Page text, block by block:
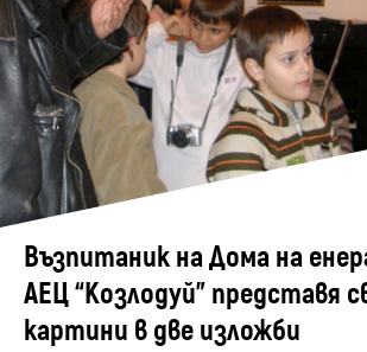
Възпитаник на Дома на
АЕЦ “Козлодуй” представя
картини в две изложби